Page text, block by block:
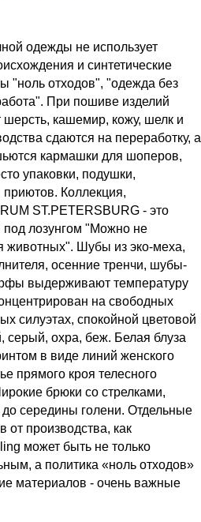
одежды не использует
и синтетические
"ноль отходов", "одежда без
При пошиве изделий
кашемир, кожу, шелк и
сдаются на переработку, а
кармашки для шоперов,
упаковки, подушки,
приютов. Коллекция,
ST.PETERSBURG - это
лозунгом "Можно не
животных". Шубы из эко-меха,
осенние тренчи, шубы-
выдерживают температуру
на свободных
силуэтах, спокойной цветовой
охра, беж. Белая блуза
в виде линий женского
прямого кроя телесного
брюки со стрелками,
середины голени. Отдельные
от производства, как
может быть не только
а политика «ноль отходов»
материалов - очень важные